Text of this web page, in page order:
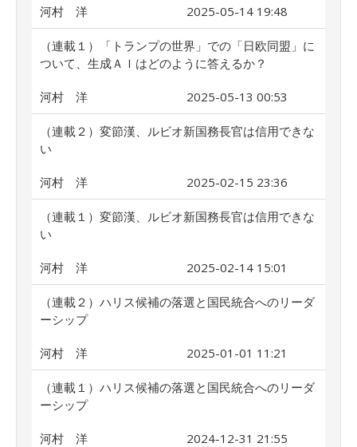
河村 洋 2025-05-14 19:48
（連載１）「トランプの世界」での「日欧同盟」に
ついて、生成ＡＩはどのように答えるか？
河村 洋 2025-05-13 00:53
（連載２）変節漢、ルビオ新国務長官は信用できな
い
河村 洋 2025-02-15 23:36
（連載１）変節漢、ルビオ新国務長官は信用できな
い
河村 洋 2025-02-14 15:01
（連載２）ハリス候補の落選と国民統合へのリーダ
ーシップ
河村 洋 2025-01-01 11:21
（連載１）ハリス候補の落選と国民統合へのリーダ
ーシップ
河村 洋 2024-12-31 21:55